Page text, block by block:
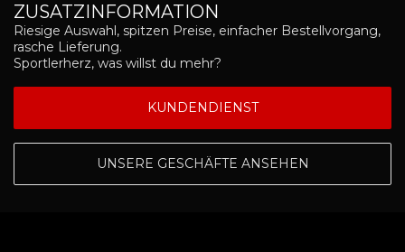
ZUSATZINFORMATION
Riesige Auswahl, spitzen Preise, einfacher Bestellvorgang,
rasche Lieferung.
Sportlerherz, was willst du mehr?
KUNDENDIENST
UNSERE GESCHÄFTE ANSEHEN